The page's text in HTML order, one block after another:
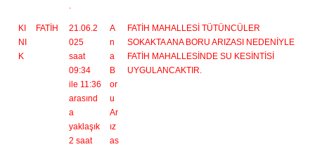
.
KI
NI
K
FATİH
21.06.2
025
saat
09:34
ile 11:36
arasınd
a
yaklaşık
2 saat
A
n
a
B
or
u
Ar
ız
as
FATİH MAHALLESİ TÜTÜNCÜLER
SOKAKTA ANA BORU ARIZASI NEDENİYLE
FATİH MAHALLESİNDE SU KESİNTİSİ
UYGULANCAKTIR.